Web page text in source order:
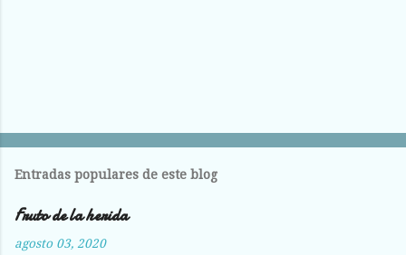
Entradas populares de este blog
Fruto de la herida
agosto 03, 2020